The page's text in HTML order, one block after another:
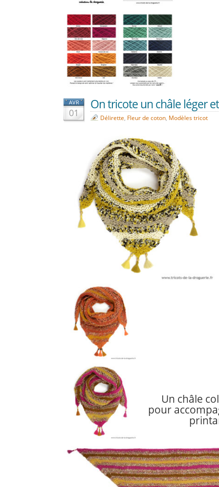
AVR
01
On tricote un châle léger
Délirette, Fleur de coton, Modèles tricot
Un châle
pour